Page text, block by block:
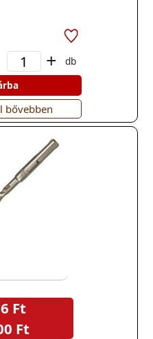
+
db
bővebben
Ft
Ft